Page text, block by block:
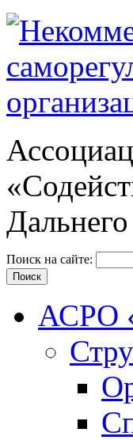
Поиск на сайте:
АСРО